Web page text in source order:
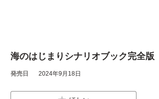
海のはじまりシナリオブック完全
発売日 2024年9月18日